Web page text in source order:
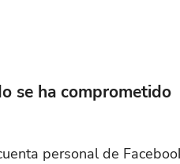
se ha comprometido
personal de